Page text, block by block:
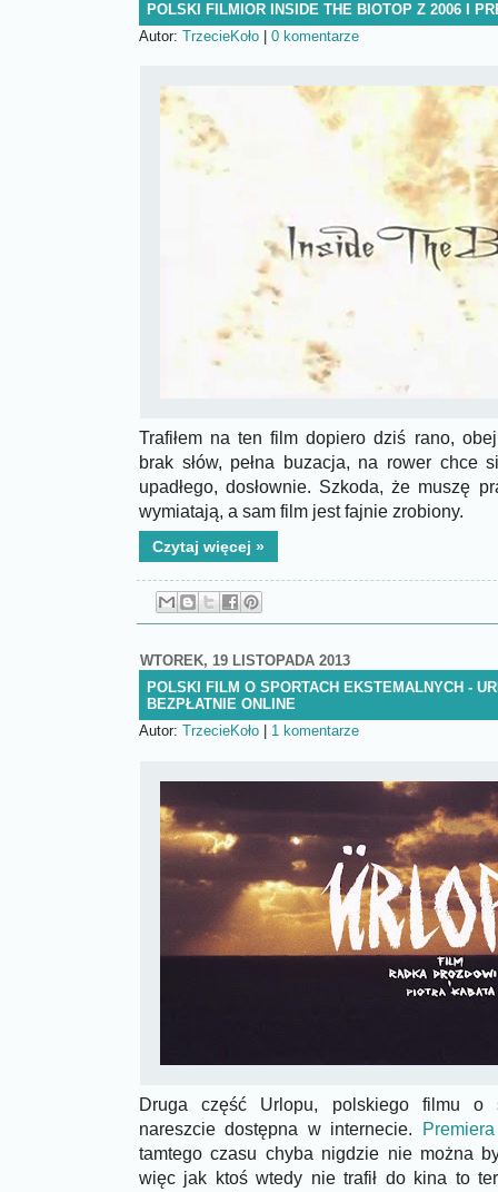
POLSKI FILMIOR INSIDE THE BIOTOP Z 2006 I
Autor: TrzecieKoło 0 komentarze
Trafiłem na ten film dopiero dziś rano,
brak słów, pełna buzacja, na rower
upadłego, dosłownie. Szkoda, że muszę
wymiatają, a sam film jest fajnie zrobiony.
Czytaj więcej »
WTOREK, 19 LISTOPADA 2013
POLSKI FILM O SPORTACH EKSTEMALNYCH -
BEZPŁATNIE ONLINE
Autor: TrzecieKoło 1 komentarze
Druga część Urlopu, polskiego filmu o
nareszcie dostępna w internecie.
Premiera
tamtego czasu chyba nigdzie nie można
więc jak ktoś wtedy nie trafił do kina to